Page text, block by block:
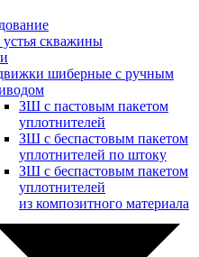
скважины
шиберные с ручным
ЗШ с пастовым пакетом
уплотнителей
ЗШ с беспастовым пакетом
уплотнителей по штоку
ЗШ с беспастовым пакетом
уплотнителей
из композитного материала